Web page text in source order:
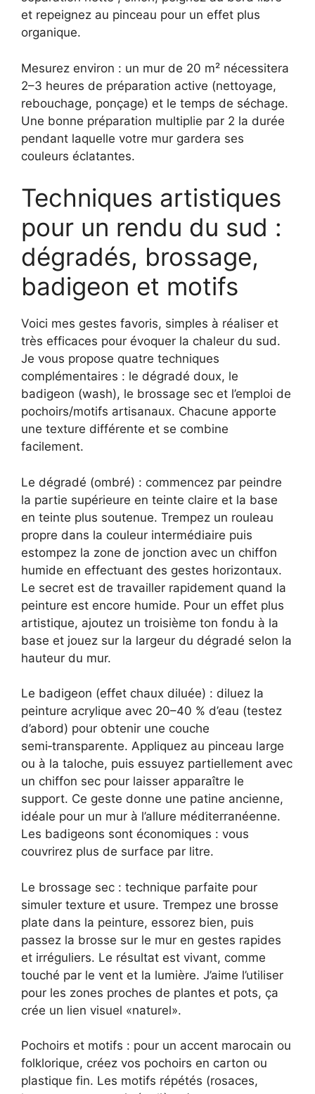
et repeignez au pinceau pour un effet plus
organique.
Mesurez environ : un mur de 20 m² nécessitera
2–3 heures de préparation active (nettoyage,
rebouchage, ponçage) et le temps de séchage.
Une bonne préparation multiplie par 2 la durée
pendant laquelle votre mur gardera ses
couleurs éclatantes.
Techniques artistiques
pour un rendu du sud :
dégradés, brossage,
badigeon et motifs
Voici mes gestes favoris, simples à réaliser et
très efficaces pour évoquer la chaleur du sud.
Je vous propose quatre techniques
complémentaires : le dégradé doux, le
badigeon (wash), le brossage sec et l’emploi de
pochoirs/motifs artisanaux. Chacune apporte
une texture différente et se combine
facilement.
Le dégradé (ombré) : commencez par peindre
la partie supérieure en teinte claire et la base
en teinte plus soutenue. Trempez un rouleau
propre dans la couleur intermédiaire puis
estompez la zone de jonction avec un chiffon
humide en effectuant des gestes horizontaux.
Le secret est de travailler rapidement quand la
peinture est encore humide. Pour un effet plus
artistique, ajoutez un troisième ton fondu à la
base et jouez sur la largeur du dégradé selon la
hauteur du mur.
Le badigeon (effet chaux diluée) : diluez la
peinture acrylique avec 20–40 % d’eau (testez
d’abord) pour obtenir une couche
semi‑transparente. Appliquez au pinceau large
ou à la taloche, puis essuyez partiellement avec
un chiffon sec pour laisser apparaître le
support. Ce geste donne une patine ancienne,
idéale pour un mur à l’allure méditerranéenne.
Les badigeons sont économiques : vous
couvrirez plus de surface par litre.
Le brossage sec : technique parfaite pour
simuler texture et usure. Trempez une brosse
plate dans la peinture, essorez bien, puis
passez la brosse sur le mur en gestes rapides
et irréguliers. Le résultat est vivant, comme
touché par le vent et la lumière. J’aime l’utiliser
pour les zones proches de plantes et pots, ça
crée un lien visuel «naturel».
Pochoirs et motifs : pour un accent marocain ou
folklorique, créez vos pochoirs en carton ou
plastique fin. Les motifs répétés (rosaces,